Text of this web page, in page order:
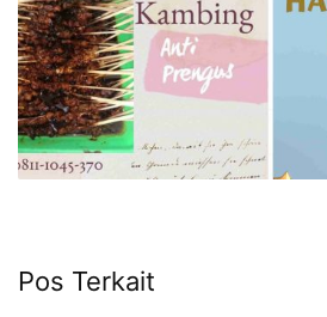
Pos Terkait